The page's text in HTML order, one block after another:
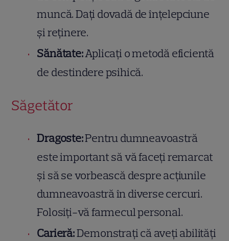
muncă. Dați dovadă de înțelepciune
și reținere.
Sănătate:Aplicați o metodă eficientă
de destindere psihică.
Săgetător
Dragoste:Pentru dumneavoastră
este important să vă faceți remarcat
și să se vorbească despre acțiunile
dumneavoastră în diverse cercuri.
Folosiți-vă farmecul personal.
Carieră:Demonstrați că aveți abilități